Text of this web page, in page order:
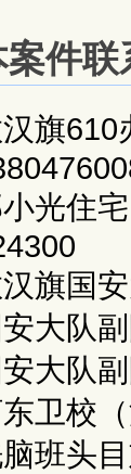
案件联
旗610
光住
旗国
安大队
安大队
卫校
班头